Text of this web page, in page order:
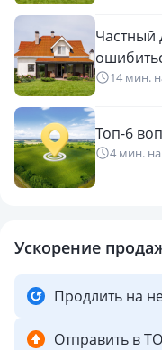
Частный
14 мин.
Топ-6
4 мин.
Ускорение
Продлить на
Отправить в